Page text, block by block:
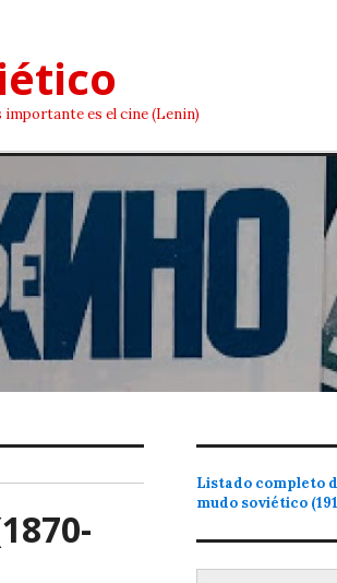
importante es el cine (Lenin)
Listado completo
mudo soviético